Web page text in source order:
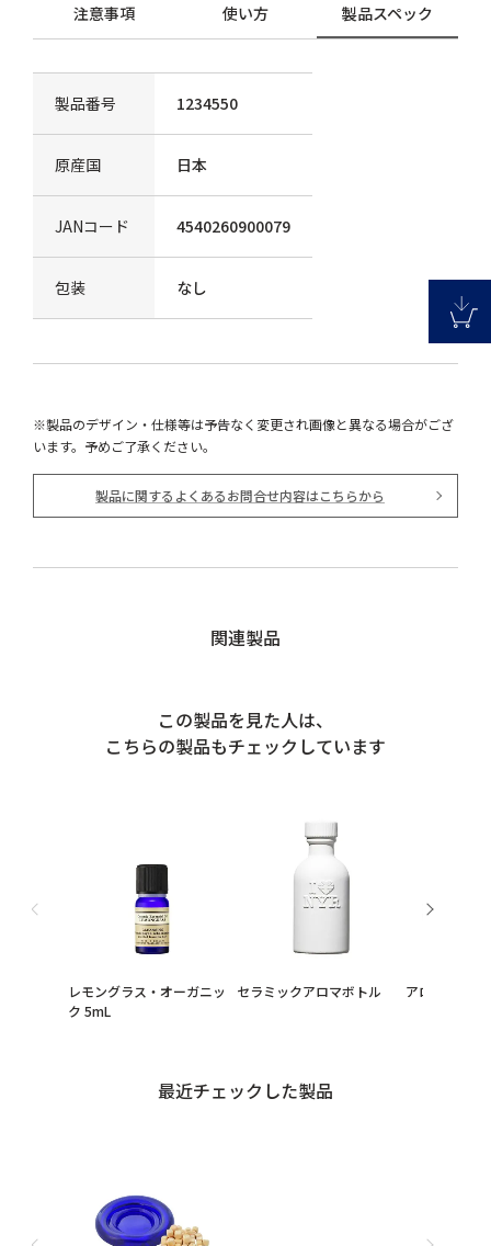
注意事項 使い方 製品スペック
製品番号 1234550
原産国 日本
JANコード 4540260900079
包装 なし
※製品のデザイン・仕様等は予告なく変更され画像と異なる場合がござ
います。予めご了承ください。
製品に関するよくあるお問合せ内容はこちらから
関連製品
この製品を見た人は、
こちらの製品もチェックしています
レモングラス・オーガニッ
ク 5mL
セラミックアロマボトル アロマチャー
最近チェックした製品